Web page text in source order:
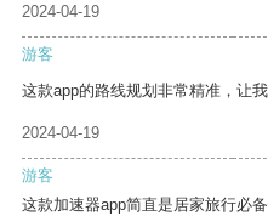
2024-04-19
游客
这款app的路线规划非常精准，让
2024-04-19
游客
这款加速器app简直是居家旅行必